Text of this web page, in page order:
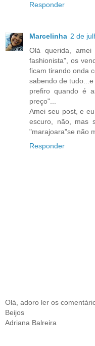
Responder
Marcelinha 2 de
Olá querida,
fashionista", os
ficam tirando onda
sabendo de
prefiro quando é
preço"...
Amei seu post, e
escuro, não, mas
"marajoara"se não
Responder
Olá, adoro ler os
Beijos
Adriana Balreira